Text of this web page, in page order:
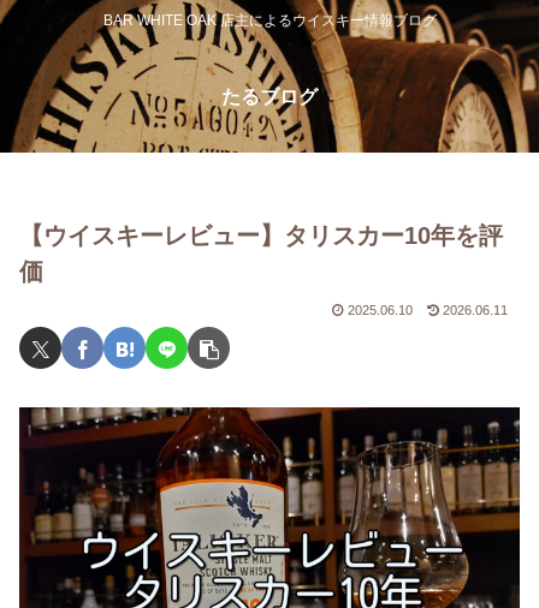
BAR WHITE OAK 店主によるウイスキー情報ブログ
たるブログ
【ウイスキーレビュー】タリスカー10年を評
価
2025.06.10 2026.06.11